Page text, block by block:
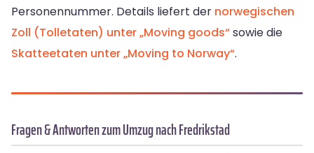
Personennummer. Details liefert der norwegischen
Zoll (Tolletaten) unter „Moving goods“ sowie die
Skatteetaten unter „Moving to Norway“.
Fragen & Antworten zum Umzug nach Fredrikstad